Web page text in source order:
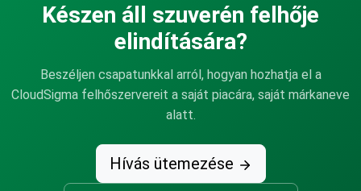
Készen áll szuverén felhője
elindítására?
Beszéljen csapatunkkal arról, hogyan hozhatja el a
CloudSigma felhőszervereit a saját piacára, saját márkaneve
alatt.
Hívás ütemezése